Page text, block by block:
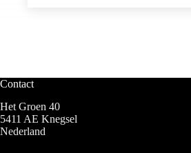
Contact
Het Groen 40
5411 AE Knegsel
Nederland